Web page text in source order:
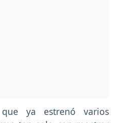
ya estrenó varios